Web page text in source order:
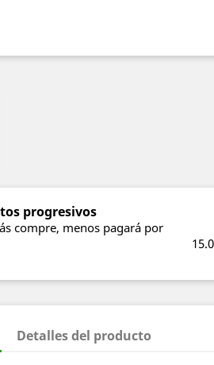
progresivos
compre, menos pagará por
Detalles del producto